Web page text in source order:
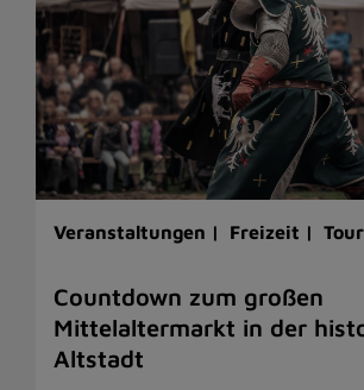
Veranstaltungen | Freizeit |
Countdown zum großen
Mittelaltermarkt in der
Altstadt